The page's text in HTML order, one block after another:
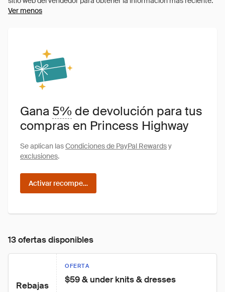
Ver menos
Gana 5% de devolución para tus
compras en Princess Highway
Se aplican lasCondiciones de PayPal Rewardsy
exclusiones.
Activar recompensas
13 ofertas disponibles
Rebajas
OFERTA
$59 & under knits & dresses